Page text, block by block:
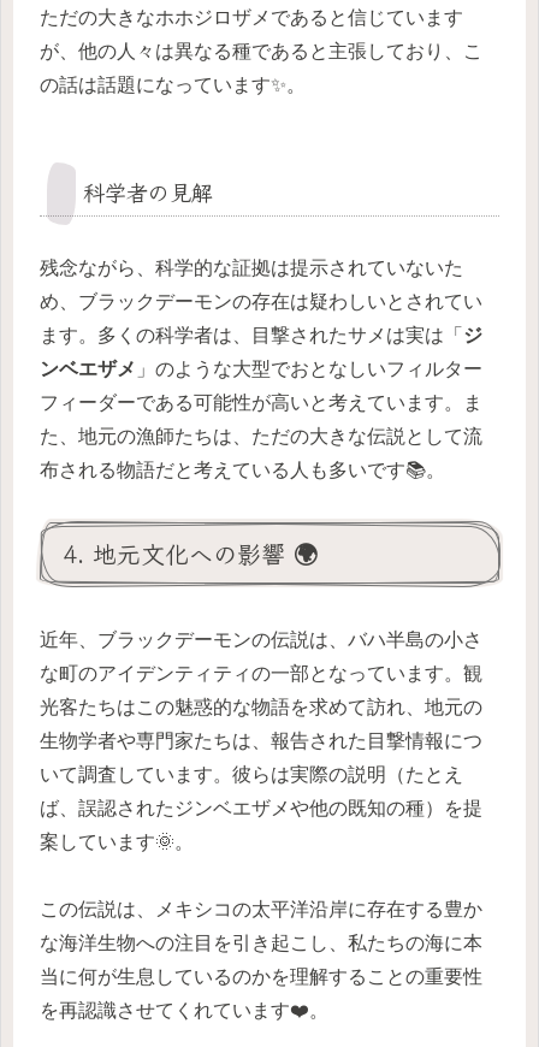
ただの大きなホホジロザメであると信じています
が、他の人々は異なる種であると主張しており、こ
の話は話題になっています✨。
科学者の見解
残念ながら、科学的な証拠は提示されていないた
め、ブラックデーモンの存在は疑わしいとされてい
ます。多くの科学者は、目撃されたサメは実は「 ジ
ンベエザメ 」のような大型でおとなしいフィルター
フィーダーである可能性が高いと考えています。ま
た、地元の漁師たちは、ただの大きな伝説として流
布される物語だと考えている人も多いです📚。
4. 地元文化への影響 🌍
近年、ブラックデーモンの伝説は、バハ半島の小さ
な町のアイデンティティの一部となっています。観
光客たちはこの魅惑的な物語を求めて訪れ、地元の
生物学者や専門家たちは、報告された目撃情報につ
いて調査しています。彼らは実際の説明（たとえ
ば、誤認されたジンベエザメや他の既知の種）を提
案しています🌞。
この伝説は、メキシコの太平洋沿岸に存在する豊か
な海洋生物への注目を引き起こし、私たちの海に本
当に何が生息しているのかを理解することの重要性
を再認識させてくれています❤️。